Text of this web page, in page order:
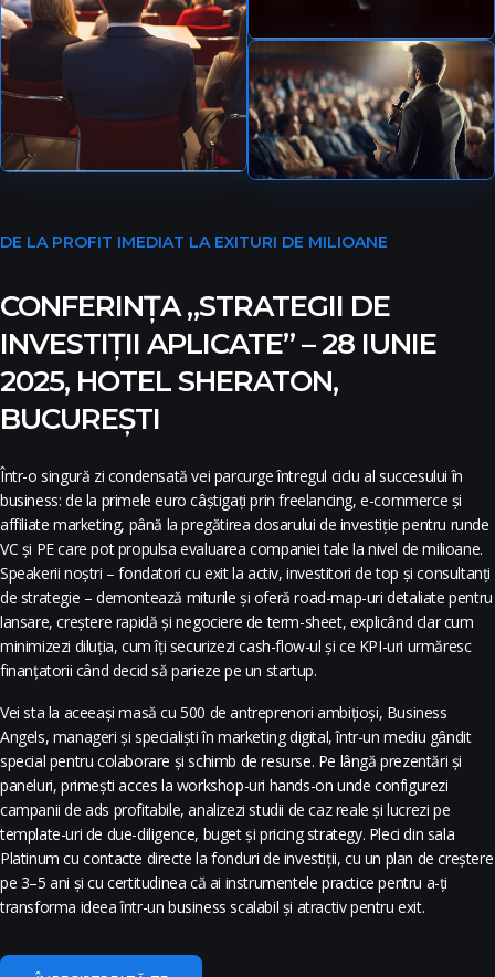
DE LA PROFIT IMEDIAT LA EXITURI DE MILIOANE
CONFERINȚA „STRATEGII DE
INVESTIȚII APLICATE” – 28 IUNIE
2025, HOTEL SHERATON,
BUCUREȘTI
Într-o singură zi condensată vei parcurge întregul ciclu al succesului în
business: de la primele euro câștigați prin freelancing, e-commerce și
affiliate marketing, până la pregătirea dosarului de investiție pentru runde
VC și PE care pot propulsa evaluarea companiei tale la nivel de milioane.
Speakerii noștri – fondatori cu exit la activ, investitori de top și consultanți
de strategie – demontează miturile și oferă road-map-uri detaliate pentru
lansare, creștere rapidă și negociere de term-sheet, explicând clar cum
minimizezi diluția, cum îți securizezi cash-flow-ul și ce KPI-uri urmăresc
finanțatorii când decid să parieze pe un startup.
Vei sta la aceeași masă cu 500 de antreprenori ambițioși, Business
Angels, manageri și specialiști în marketing digital, într-un mediu gândit
special pentru colaborare și schimb de resurse. Pe lângă prezentări și
paneluri, primești acces la workshop-uri hands-on unde configurezi
campanii de ads profitabile, analizezi studii de caz reale și lucrezi pe
template-uri de due-diligence, buget și pricing strategy. Pleci din sala
Platinum cu contacte directe la fonduri de investiții, cu un plan de creștere
pe 3–5 ani și cu certitudinea că ai instrumentele practice pentru a-ți
transforma ideea într-un business scalabil și atractiv pentru exit.